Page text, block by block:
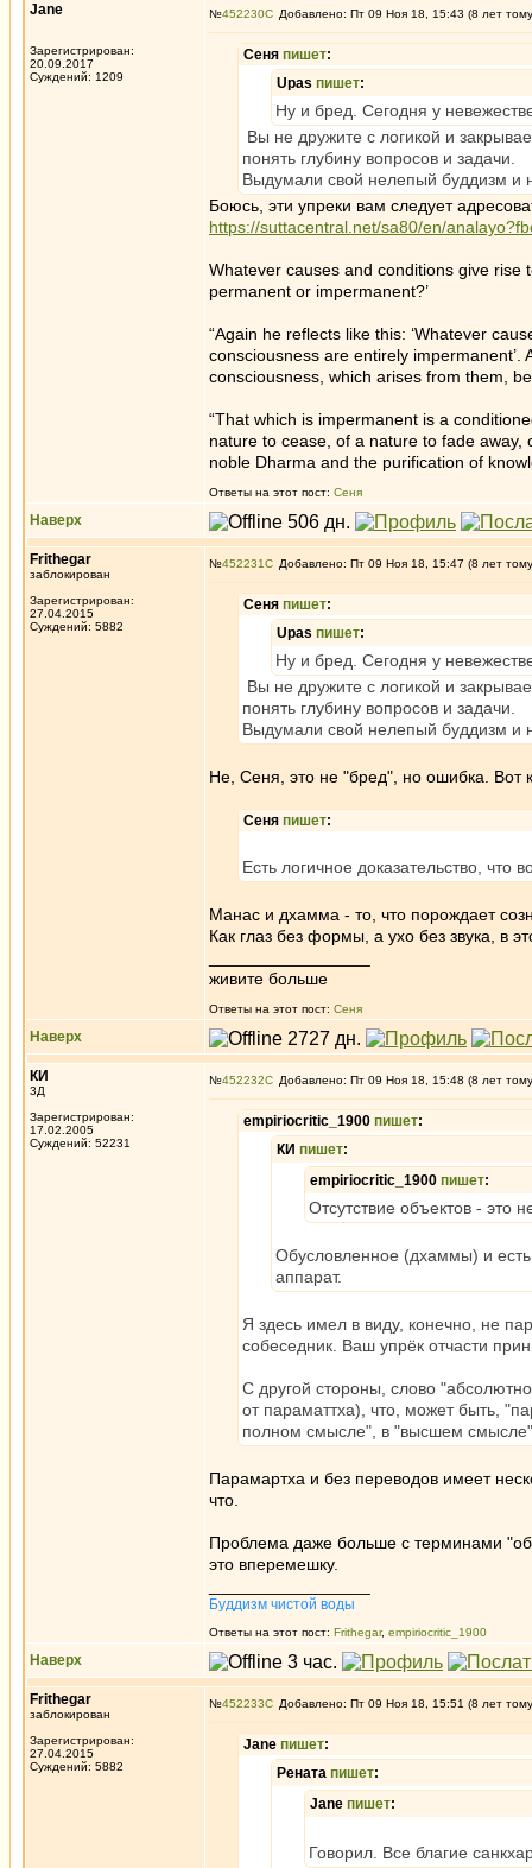
Jane
Зарегистрирован:
20.09.2017
Суждений: 1209
№452230 Добавлено: Пт 09 Ноя 18, 15:43 (8 лет
Сеня пишет:
Upas пишет:
Ну и бред. Сегодня у
Вы не дружите с логикой и
понять глубину вопросов и задачи.
Выдумали свой нелепый буддизм и
Боюсь, эти упреки вам следует
https://suttacentral.net/sa80/en/
Whatever causes and conditions give rise
permanent or impermanent?’
“Again he reflects like this: ‘Whatever
consciousness are entirely
consciousness, which arises from them,
“That which is impermanent is a
nature to cease, of a nature to fade
noble Dharma and the purification of
Ответы на этот пост: Сеня
Наверх
Frithegar
заблокирован
Зарегистрирован:
27.04.2015
Суждений: 5882
№452231 Добавлено: Пт 09 Ноя 18, 15:47 (8 лет
Сеня пишет:
Upas пишет:
Ну и бред. Сегодня у
Вы не дружите с логикой и
понять глубину вопросов и задачи.
Выдумали свой нелепый буддизм и
Не, Сеня, это не "бред", но ошибка. Вот
Сеня пишет:
Есть логичное доказательство, что
Манас и дхамма - то, что порождает
Как глаз без формы, а ухо без звука, в
живите больше
Ответы на этот пост: Сеня
Наверх
КИ
3Д
Зарегистрирован:
17.02.2005
Суждений: 52231
№452232 Добавлено: Пт 09 Ноя 18, 15:48 (8 лет
empiriocritic_1900 пишет:
КИ пишет:
empiriocritic_1900 пишет:
Отсутствие объектов - это
Обусловленное (дхаммы) и
аппарат.
Я здесь имел в виду, конечно, не
собеседник. Ваш упрёк отчасти
С другой стороны, слово
от параматтха), что, может быть,
полном смысле", в "высшем смысле",
Парамартха и без переводов имеет
что.
Проблема даже больше с терминами
это вперемешку.
Буддизм чистой воды
Ответы на этот пост: Frithegar, empiriocritic_1900
Наверх
Frithegar
заблокирован
Зарегистрирован:
27.04.2015
Суждений: 5882
№452233 Добавлено: Пт 09 Ноя 18, 15:51 (8 лет
Jane пишет:
Рената пишет:
Jane пишет:
Говорил. Все благие